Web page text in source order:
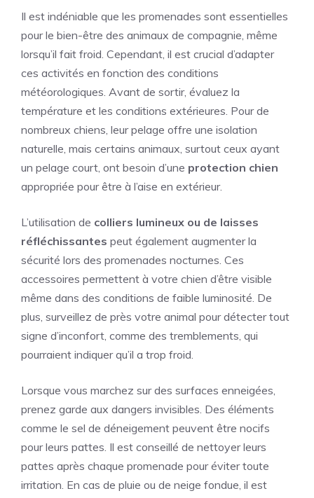
Il est indéniable que les promenades sont essentielles
pour le bien-être des animaux de compagnie, même
lorsqu’il fait froid. Cependant, il est crucial d’adapter
ces activités en fonction des conditions
météorologiques. Avant de sortir, évaluez la
température et les conditions extérieures. Pour de
nombreux chiens, leur pelage offre une isolation
naturelle, mais certains animaux, surtout ceux ayant
un pelage court, ont besoin d’une protection chien
appropriée pour être à l’aise en extérieur.
L’utilisation de colliers lumineux ou de laisses
réfléchissantes peut également augmenter la
sécurité lors des promenades nocturnes. Ces
accessoires permettent à votre chien d’être visible
même dans des conditions de faible luminosité. De
plus, surveillez de près votre animal pour détecter tout
signe d’inconfort, comme des tremblements, qui
pourraient indiquer qu’il a trop froid.
Lorsque vous marchez sur des surfaces enneigées,
prenez garde aux dangers invisibles. Des éléments
comme le sel de déneigement peuvent être nocifs
pour leurs pattes. Il est conseillé de nettoyer leurs
pattes après chaque promenade pour éviter toute
irritation. En cas de pluie ou de neige fondue, il est